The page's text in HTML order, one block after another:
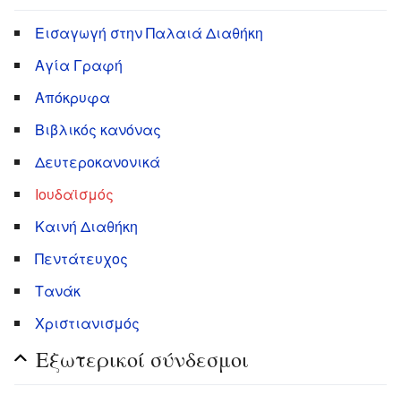
Εισαγωγή στην Παλαιά Διαθήκη
Αγία Γραφή
Απόκρυφα
Βιβλικός κανόνας
Δευτεροκανονικά
Ιουδαϊσμός
Καινή Διαθήκη
Πεντάτευχος
Τανάκ
Χριστιανισμός
Εξωτερικοί σύνδεσμοι